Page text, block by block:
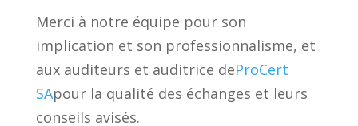
Merci à notre équipe pour son
implication et son professionnalisme, et
aux auditeurs et auditrice deProCert
SApour la qualité des échanges et leurs
conseils avisés.